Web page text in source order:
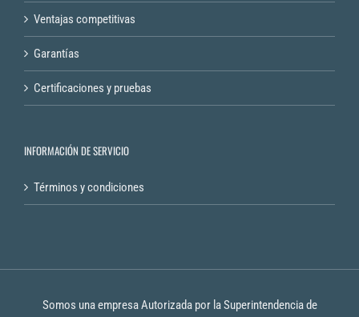
Ventajas competitivas
Garantías
Certificaciones y pruebas
INFORMACIÓN DE SERVICIO
Términos y condiciones
Somos una empresa Autorizada por la Superintendencia de